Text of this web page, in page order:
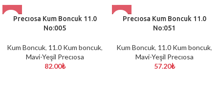
Precıosa Kum Boncuk 11.0
No:005
Kum Boncuk, 11.0 Kum boncuk,
Mavi-Yeşil Precıosa
82.00₺
Precıosa Kum Boncuk 11.0
No:051
Kum Boncuk, 11.0 Kum boncuk,
Mavi-Yeşil Precıosa
57.20₺